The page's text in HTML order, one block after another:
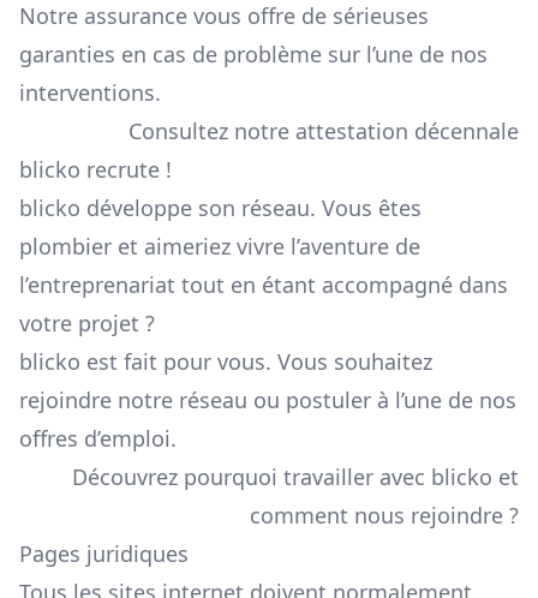
Notre assurance vous offre de sérieuses
garanties en cas de problème sur l’une de nos
interventions.
Consultez notre attestation décennale
blicko recrute !
blicko développe son réseau. Vous êtes
plombier et aimeriez vivre l’aventure de
l’entreprenariat tout en étant accompagné dans
votre projet ?
blicko est fait pour vous. Vous souhaitez
rejoindre notre réseau ou postuler à l’une de nos
offres d’emploi.
Découvrez pourquoi travailler avec blicko et
comment nous rejoindre ?
Pages juridiques
Tous les sites internet doivent normalement